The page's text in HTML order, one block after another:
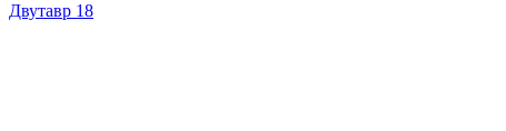
Двутавр 18